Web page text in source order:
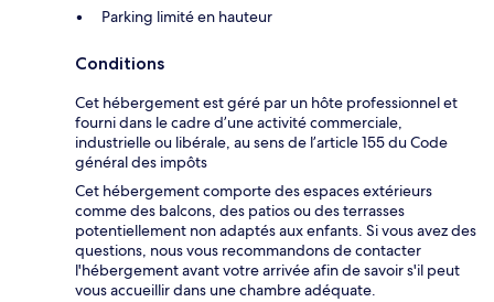
Parking limité en hauteur
Conditions
Cet hébergement est géré par un hôte professionnel et
fourni dans le cadre d’une activité commerciale,
industrielle ou libérale, au sens de l’article 155 du Code
général des impôts
Cet hébergement comporte des espaces extérieurs
comme des balcons, des patios ou des terrasses
potentiellement non adaptés aux enfants. Si vous avez des
questions, nous vous recommandons de contacter
l'hébergement avant votre arrivée afin de savoir s'il peut
vous accueillir dans une chambre adéquate.